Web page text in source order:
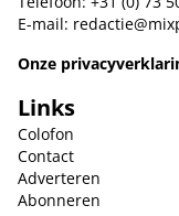
E-mail:
Onze
Links
Colofon
Contact
Adverteren
Abonneren